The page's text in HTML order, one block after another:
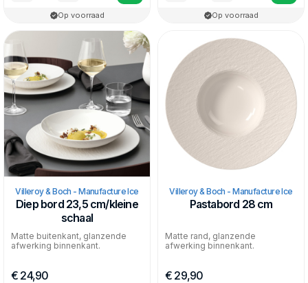
Op voorraad Op voorraad
Villeroy & Boch - Manufacture Ice
Diep bord 23,5 cm/kleine
schaal
Matte buitenkant, glanzende
afwerking binnenkant.
€ 24,90
Villeroy & Boch - Manufacture Ice
Pastabord 28 cm
Matte rand, glanzende
afwerking binnenkant.
€ 29,90